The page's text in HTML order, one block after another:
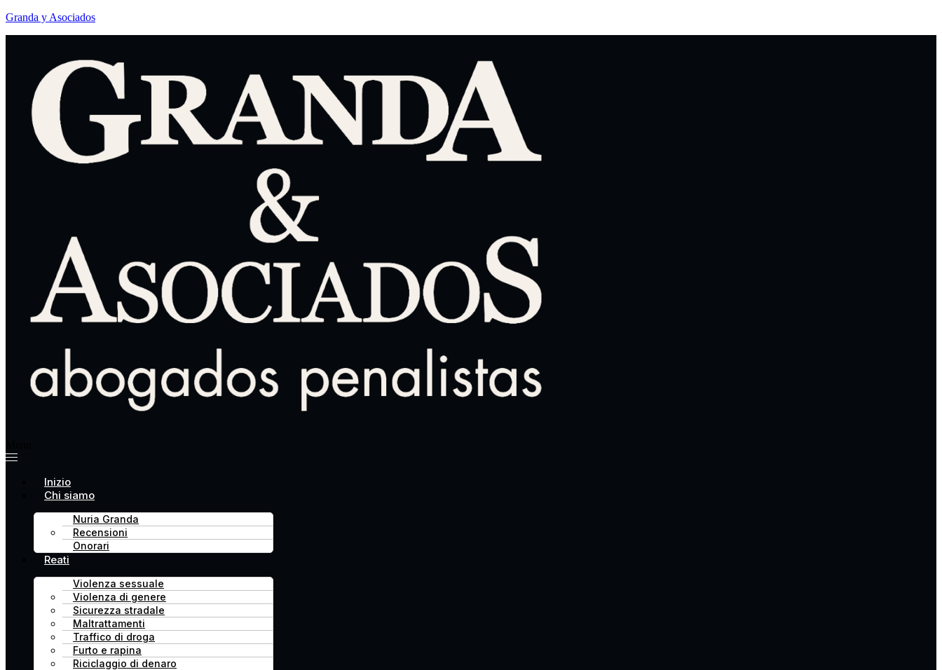
Granda y Asociados
Inizio
Chi siamo
Nuria Granda
Recensioni
Onorari
Reati
Violenza sessuale
Violenza di genere
Sicurezza stradale
Maltrattamenti
Traffico di droga
Furto e rapina
Riciclaggio di denaro